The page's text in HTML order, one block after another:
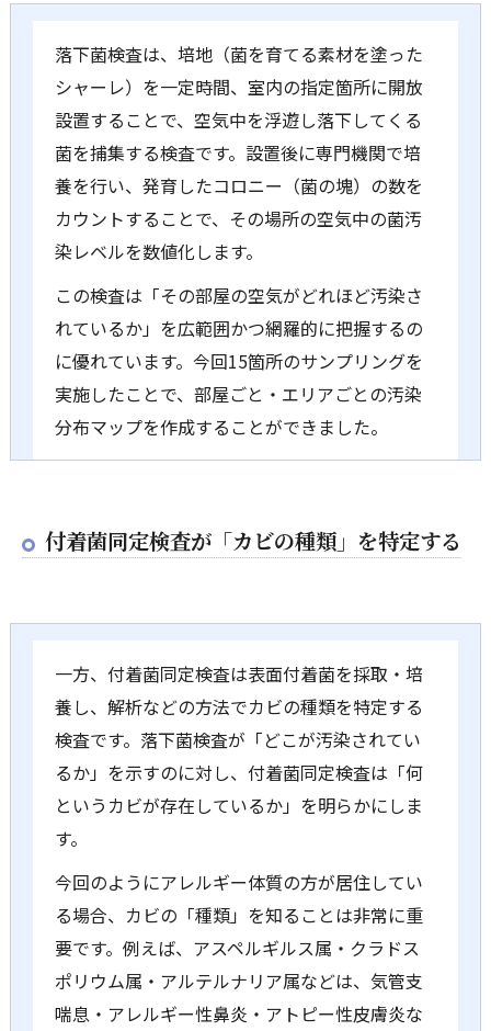
落下菌検査は、培地（菌を育てる素材を塗った
シャーレ）を一定時間、室内の指定箇所に開放
設置することで、空気中を浮遊し落下してくる
菌を捕集する検査です。設置後に専門機関で培
養を行い、発育したコロニー（菌の塊）の数を
カウントすることで、その場所の空気中の菌汚
染レベルを数値化します。
この検査は「その部屋の空気がどれほど汚染さ
れているか」を広範囲かつ網羅的に把握するの
に優れています。今回15箇所のサンプリングを
実施したことで、部屋ごと・エリアごとの汚染
分布マップを作成することができました。
付着菌同定検査が「カビの種類」を特定する
一方、付着菌同定検査は表面付着菌を採取・培
養し、解析などの方法でカビの種類を特定する
検査です。落下菌検査が「どこが汚染されてい
るか」を示すのに対し、付着菌同定検査は「何
というカビが存在しているか」を明らかにしま
す。
今回のようにアレルギー体質の方が居住してい
る場合、カビの「種類」を知ることは非常に重
要です。例えば、アスペルギルス属・クラドス
ポリウム属・アルテルナリア属などは、気管支
喘息・アレルギー性鼻炎・アトピー性皮膚炎な